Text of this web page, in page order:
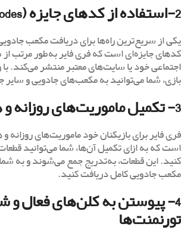
2-استفاده از کدهای جایزه (Redeem Codes)
یکی از سریع‌ترین راه‌ها برای دریافت مکعب جادویی
کدهای جایزه‌ای است که فری فایر به‌طور مرتب
اجتماعی خود یا سایت‌های معتبر منتشر می‌کند.
بازی، شما می‌توانید به مکعب‌های جادویی و سایر
3- تکمیل ماموریت‌های روزانه و هفتگی
فری فایر برای بازیکنان خود ماموریت‌های روزانه
است که به ازای تکمیل آن‌ها، شما می‌توانید
کنید. این قطعات، به‌تدریج جمع می‌شوند و به
مکعب جادویی کامل دریافت کنید.
4- پیوستن به کلن‌های فعال
تورنمنت‌ها